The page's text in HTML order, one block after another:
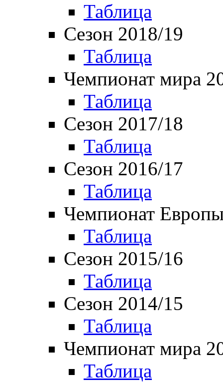
Таблица
Сезон 2018/19
Таблица
Чемпионат мира
Таблица
Сезон 2017/18
Таблица
Сезон 2016/17
Таблица
Чемпионат
Таблица
Сезон 2015/16
Таблица
Сезон 2014/15
Таблица
Чемпионат мира
Таблица